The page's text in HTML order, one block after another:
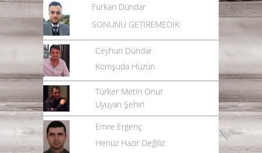
Furkan Dündar
SONUNU GETİREMEDİK
Ceyhun Dündar
Komşuda Hüzün
Türker Metin Onur
Uyuyan Şehir!
Emre Ergenç
Henüz Hazır Değiliz